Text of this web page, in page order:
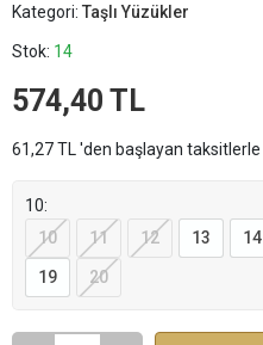
Kategori: Taşlı Yüzükler
Stok: 14
574,40 TL
61,27 TL 'den başlayan taksitlerle
10:
10
11 12 13 14
19 20